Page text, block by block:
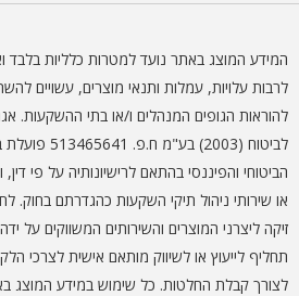
המידע המוצג באתר נועד למטרות כלליות בלבד
לרבות עלויות, עמלות ותנאי מוצרים, עשויים
להוראות הגופים המנהלים ו/או בתי ההשקעות.
לביטוח (2003)
הביטוחי והפיננסי בהתאם לרישיונותיה על פי
או שירותי ניהול תיקי השקעות כהגדרתם בחוק.
זיקה ליצרני המוצרים והשירותים המשווקים על
תחליף לייעוץ או לשיווק מותאם אישית לצרכי
לצורך קבלת החלטות. כל שימוש במידע המוצג